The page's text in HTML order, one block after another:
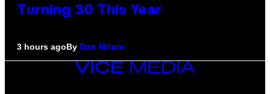
Turning 30 This Year
3 hours agoBy Dan Milam
VICE
MEDIA